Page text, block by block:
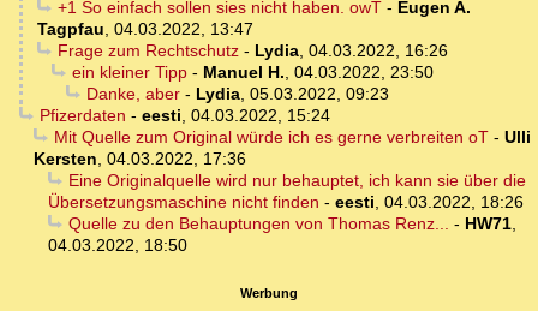
+1 So einfach sollen sies nicht haben. owT- Eugen A.
Tagpfau, 04.03.2022, 13:47
Frage zum Rechtschutz- Lydia, 04.03.2022, 16:26
ein kleiner Tipp- Manuel H., 04.03.2022, 23:50
Danke, aber- Lydia, 05.03.2022, 09:23
Pfizerdaten - eesti, 04.03.2022, 15:24
Mit Quelle zum Original würde ich es gerne verbreiten oT- Ulli
Kersten, 04.03.2022, 17:36
Eine Originalquelle wird nur behauptet, ich kann sie über die
Übersetzungsmaschine nicht finden - eesti, 04.03.2022, 18:26
Quelle zu den Behauptungen von Thomas Renz... - HW71,
04.03.2022, 18:50
Werbung